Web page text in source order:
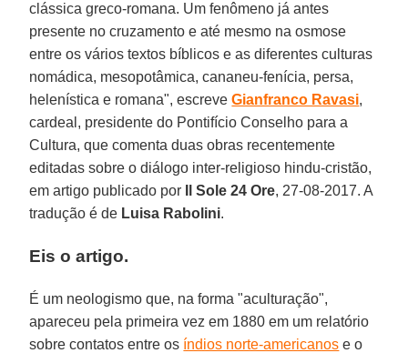
clássica greco-romana. Um fenômeno já antes
presente no cruzamento e até mesmo na osmose
entre os vários textos bíblicos e as diferentes culturas
nomádica, mesopotâmica, cananeu-fenícia, persa,
helenística e romana", escreveGianfranco Ravasi,
cardeal, presidente do Pontifício Conselho para a
Cultura, que comenta duas obras recentemente
editadas sobre o diálogo inter-religioso hindu-cristão,
em artigo publicado por
Il Sole 24 Ore, 27-08-2017. A
tradução é de Luisa Rabolini.
Eis o artigo.
É um neologismo que, na forma "aculturação",
apareceu pela primeira vez em 1880 em um relatório
sobre contatos entre os índios norte-americanos e o